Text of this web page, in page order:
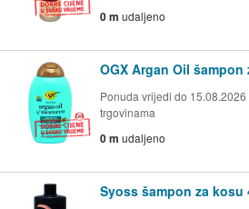
0 m udaljeno
OGX Argan Oil šampon
Ponuda vrijedi do
trgovinama
0 m udaljeno
Syoss šampon za kosu